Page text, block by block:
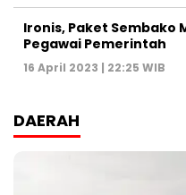
Ironis, Paket Sembako
Pegawai Pemerintah
16 April 2023 | 22:25 WIB
DAERAH